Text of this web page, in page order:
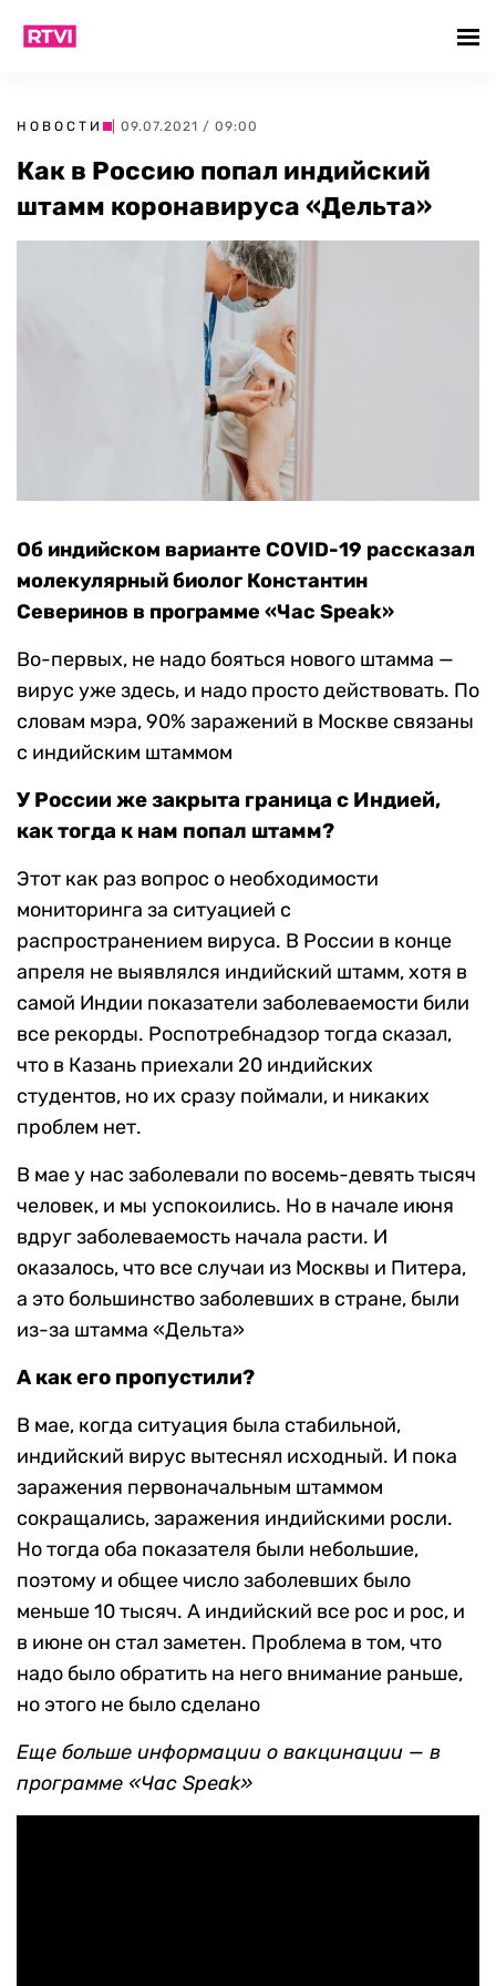
НОВОСТИ | 09.07.2021 / 09:00
Как в Россию попал индийский
штамм коронавируса «Дельта»
Об индийском варианте COVID-19 рассказал
молекулярный биолог Константин
Северинов в программе «Час Speak»
Во-первых, не надо бояться нового штамма —
вирус уже здесь, и надо просто действовать. По
словам мэра, 90% заражений в Москве связаны
с индийским штаммом
У России же закрыта граница с Индией,
как тогда к нам попал штамм?
Этот как раз вопрос о необходимости
мониторинга за ситуацией с
распространением вируса. В России в конце
апреля не выявлялся индийский штамм, хотя в
самой Индии показатели заболеваемости били
все рекорды. Роспотребнадзор тогда сказал,
что в Казань приехали 20 индийских
студентов, но их сразу поймали, и никаких
проблем нет.
В мае у нас заболевали по восемь-девять тысяч
человек, и мы успокоились. Но в начале июня
вдруг заболеваемость начала расти. И
оказалось, что все случаи из Москвы и Питера,
а это большинство заболевших в стране, были
из-за штамма «Дельта»
А как его пропустили?
В мае, когда ситуация была стабильной,
индийский вирус вытеснял исходный. И пока
заражения первоначальным штаммом
сокращались, заражения индийскими росли.
Но тогда оба показателя были небольшие,
поэтому и общее число заболевших было
меньше 10 тысяч. А индийский все рос и рос, и
в июне он стал заметен. Проблема в том, что
надо было обратить на него внимание раньше,
но этого не было сделано
Еще больше информации о вакцинации — в
программе «Час Speak»